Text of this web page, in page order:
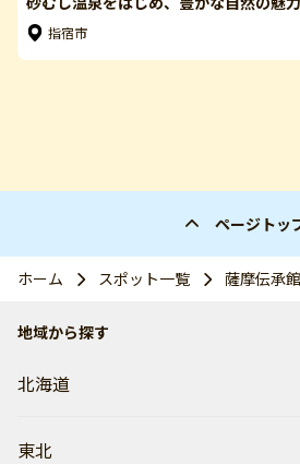
指宿市
ページトッ
ホーム スポット一覧 薩摩伝承館
地域から探す
北海道
東北